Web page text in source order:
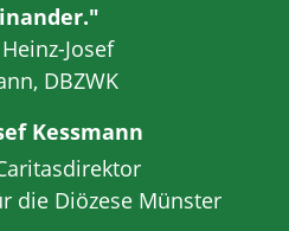
Kessmann
die Diözese Münster